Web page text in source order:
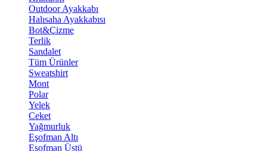
Outdoor Ayakkabı
Halısaha Ayakkabısı
Bot&Çizme
Terlik
Sandalet
Tüm Ürünler
Sweatshirt
Mont
Polar
Yelek
Ceket
Yağmurluk
Eşofman Altı
Eşofman Üstü